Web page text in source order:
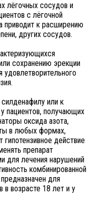
лёгочных сосудов и
с лёгочной
приводит к расширению
других сосудов.
сохранению эрекции
удовлетворительного
или к
пациентов, получающих
оксида азота,
в любых формах,
действие
препарат
для лечения нарушений
комбинированной
для
в возрасте 18 лет и у